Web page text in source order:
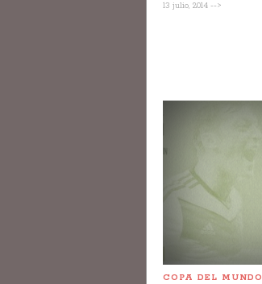
13 julio, 2014 -->
COPA DEL MUNDO